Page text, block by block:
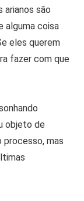
arianos são
alguma coisa
eles querem
fazer com que
objeto de
processo, mas